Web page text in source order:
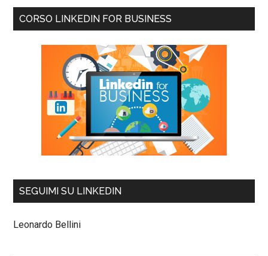
CORSO LINKEDIN FOR BUSINESS
SEGUIMI SU LINKEDIN
Leonardo Bellini